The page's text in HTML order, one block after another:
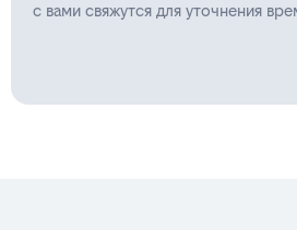
с вами свяжутся для уточнения